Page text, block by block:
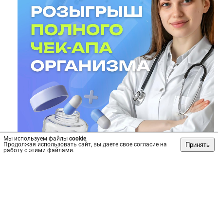
Мы используем файлы cookie.
Продолжая использовать сайт, вы даете свое согласие на
работу с этими файлами.
Принять